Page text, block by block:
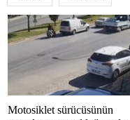
Motosiklet sürücüsünün